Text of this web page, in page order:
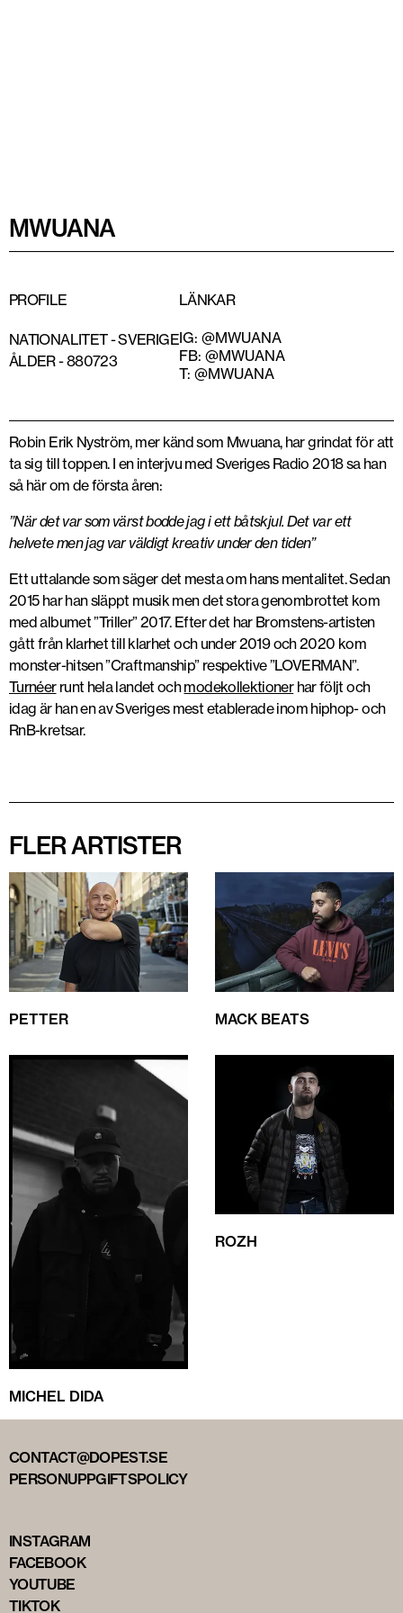
MWUANA
PROFILE
NATIONALITET -SVERIGE
ÅLDER -880723
LÄNKAR
IG: @MWUANA
FB: @MWUANA
T: @MWUANA
Robin Erik Nyström, mer känd som Mwuana, har grindat för att
ta sig till toppen. I en interjvu med Sveriges Radio 2018 sa han
så här om de första åren:
”När det var som värst bodde jag i ett båtskjul. Det var ett
helvete men jag var väldigt kreativ under den tiden”
Ett uttalande som säger det mesta om hans mentalitet. Sedan
2015 har han släppt musik men det stora genombrottet kom
med albumet ”Triller” 2017. Efter det har Bromstens-artisten
gått från klarhet till klarhet och under 2019 och 2020 kom
monster-hitsen ”Craftmanship” respektive ”LOVERMAN”.
Turnéerrunt hela landet ochmodekollektionerhar följt och
idag är han en av Sveriges mest etablerade inom hiphop- och
RnB-kretsar.
FLER ARTISTER
PETTER MACK BEATS
MICHEL DIDA
ROZH
CONTACT@DOPEST.SE
PERSONUPPGIFTSPOLICY
INSTAGRAM
FACEBOOK
YOUTUBE
TIKTOK